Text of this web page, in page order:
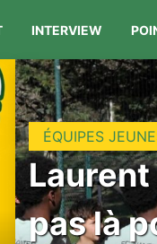
INTERVIEW
ÉQUIPES
Laurent
pas là